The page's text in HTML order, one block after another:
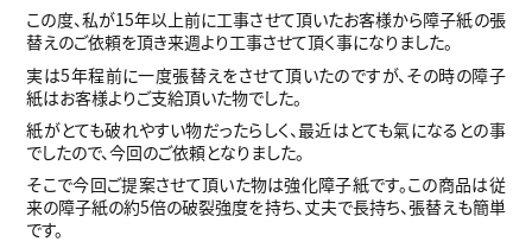
この度、私が15年以上前に工事させて頂いたお客様から障子紙の張
替えのご依頼を頂き来週より工事させて頂く事になりました。
実は5年程前に一度張替えをさせて頂いたのですが、その時の障子
紙はお客様よりご支給頂いた物でした。
紙がとても破れやすい物だったらしく、最近はとても氣になるとの事
でしたので、今回のご依頼となりました。
そこで今回ご提案させて頂いた物は強化障子紙です。この商品は従
来の障子紙の約5倍の破裂強度を持ち、丈夫で長持ち、張替えも簡単
です。